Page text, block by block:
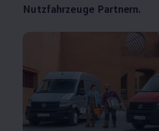
Nutzfahrzeuge Partnern.